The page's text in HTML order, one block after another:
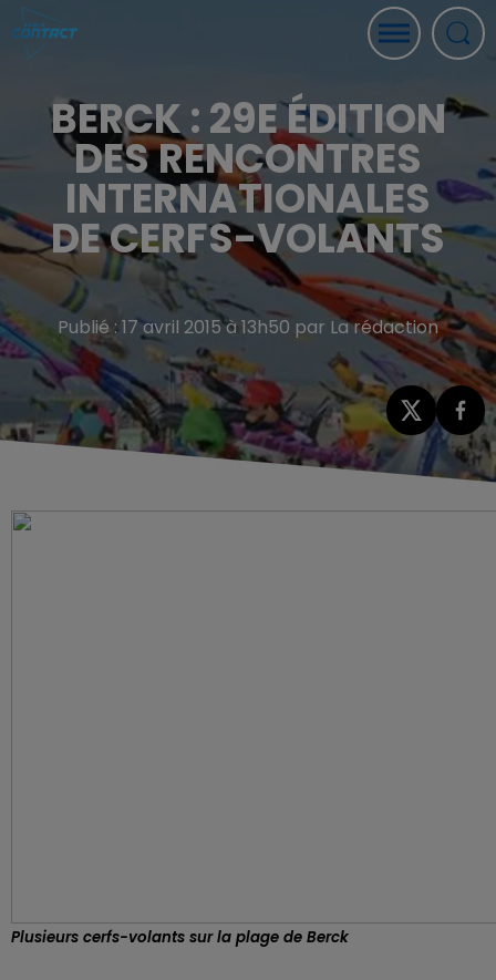
BERCK : 29E ÉDITION
DES RENCONTRES
INTERNATIONALES
DE CERFS-VOLANTS
Publié : 17 avril 2015 à 13h50 par La rédaction
Plusieurs cerfs-volants sur la plage de Berck